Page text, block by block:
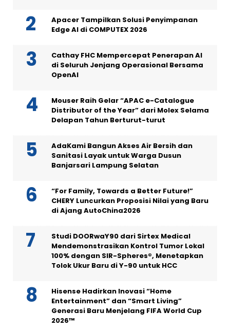
Apacer Tampilkan Solusi Penyimpanan
Edge AI di COMPUTEX 2026
Cathay FHC Mempercepat Penerapan AI
di Seluruh Jenjang Operasional Bersama
OpenAI
Mouser Raih Gelar “APAC e-Catalogue
Distributor of the Year” dari Molex Selama
Delapan Tahun Berturut-turut
AdaKami Bangun Akses Air Bersih dan
Sanitasi Layak untuk Warga Dusun
Banjarsari Lampung Selatan
“For Family, Towards a Better Future!”
CHERY Luncurkan Proposisi Nilai yang Baru
di Ajang AutoChina2026
Studi DOORwaY90 dari Sirtex Medical
Mendemonstrasikan Kontrol Tumor Lokal
100% dengan SIR-Spheres®, Menetapkan
Tolok Ukur Baru di Y-90 untuk HCC
Hisense Hadirkan Inovasi “Home
Entertainment” dan “Smart Living”
Generasi Baru Menjelang FIFA World Cup
2026™